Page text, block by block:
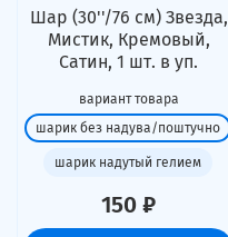
Шар (30''/76 см) Звезда,
Мистик, Кремовый,
Сатин, 1 шт. в уп.
вариант товара
шарик без надува/поштучно
шарик надутый гелием
150 ₽